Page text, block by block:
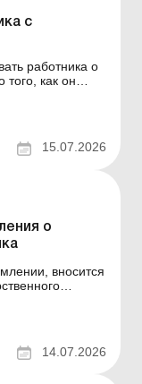
с
работника о
того, как он
15.07.2026
о
вносится
ниже.
14.07.2026